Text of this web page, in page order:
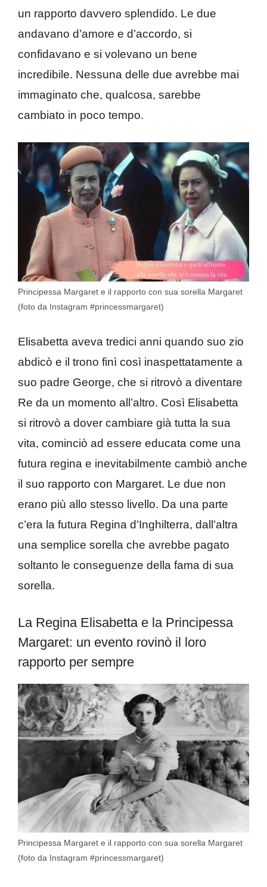
un rapporto davvero splendido. Le due
andavano d’amore e d’accordo, si
confidavano e si volevano un bene
incredibile. Nessuna delle due avrebbe mai
immaginato che, qualcosa, sarebbe
cambiato in poco tempo.
Principessa Margaret e il rapporto con sua sorella Margaret
(foto da Instagram #princessmargaret)
Elisabetta aveva tredici anni quando suo zio
abdicò e il trono finì così inaspettatamente a
suo padre George, che si ritrovò a diventare
Re da un momento all’altro. Così Elisabetta
si ritrovò a dover cambiare già tutta la sua
vita, cominciò ad essere educata come una
futura regina e inevitabilmente cambiò anche
il suo rapporto con Margaret. Le due non
erano più allo stesso livello. Da una parte
c’era la futura Regina d’Inghilterra, dall’altra
una semplice sorella che avrebbe pagato
soltanto le conseguenze della fama di sua
sorella.
La Regina Elisabetta e la Principessa
Margaret: un evento rovinò il loro
rapporto per sempre
Principessa Margaret e il rapporto con sua sorella Margaret
(foto da Instagram #princessmargaret)